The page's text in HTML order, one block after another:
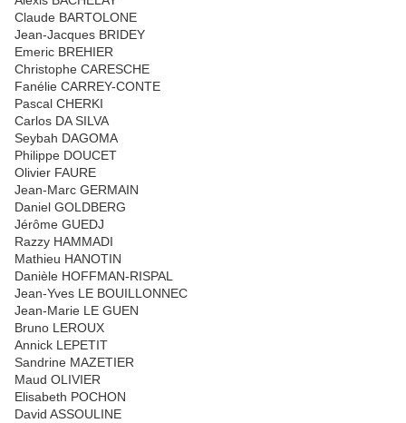
Claude BARTOLONE
Jean-Jacques BRIDEY
Emeric BREHIER
Christophe CARESCHE
Fanélie CARREY-CONTE
Pascal CHERKI
Carlos DA SILVA
Seybah DAGOMA
Philippe DOUCET
Olivier FAURE
Jean-Marc GERMAIN
Daniel GOLDBERG
Jérôme GUEDJ
Razzy HAMMADI
Mathieu HANOTIN
Danièle HOFFMAN-RISPAL
Jean-Yves LE BOUILLONNEC
Jean-Marie LE GUEN
Bruno LEROUX
Annick LEPETIT
Sandrine MAZETIER
Maud OLIVIER
Elisabeth POCHON
David ASSOULINE